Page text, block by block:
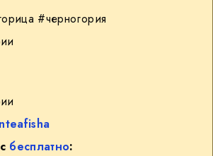
#черногория
бесплатно: